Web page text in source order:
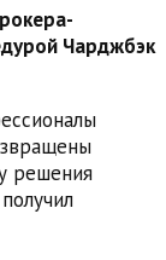
Чарджбэк
решения